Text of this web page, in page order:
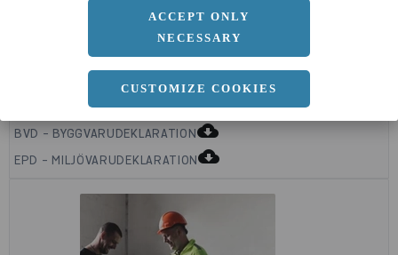
ACCEPT ONLY
NECESSARY
CUSTOMIZE COOKIES
Längd
BVD - BYGGVARUDEKLARATIONcloud_download
EPD - MILJÖVARUDEKLARATIONcloud_download